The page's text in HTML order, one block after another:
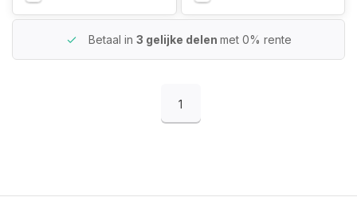
Betaal in 3 gelijke delen met 0% rente
1